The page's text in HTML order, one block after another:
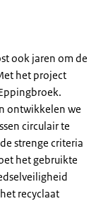
ook jaren om de
het project
ontwikkelen we
circulair te
strenge criteria
het gebruikte
recyclaat